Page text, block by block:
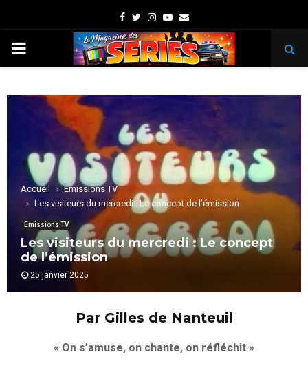
Facebook
TwitterInstagram
Youtube
Email
PRIMARY
Accueil
Emissions TV
Les visiteurs du mercredi : Le concept de l’émission
Emissions TV
Les visiteurs du mercredi : Le concept
de l’émission
25 janvier 2025
Par Gilles de Nanteuil
« On s’amuse, on chante, on réfléchit »